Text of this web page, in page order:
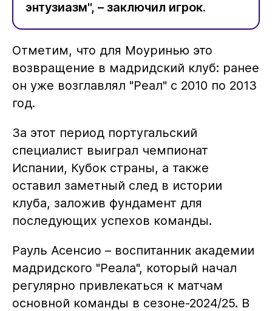
энтузиазм", – заключил игрок.
Отметим, что для Моуринью это
возвращение в мадридский клуб: ранее
он уже возглавлял "Реал" с 2010 по 2013
год.
За этот период португальский
специалист выиграл чемпионат
Испании, Кубок страны, а также
оставил заметный след в истории
клуба, заложив фундамент для
последующих успехов команды.
Рауль Асенсио – воспитанник академии
мадридского "Реала", который начал
регулярно привлекаться к матчам
основной команды в сезоне-2024/25. В